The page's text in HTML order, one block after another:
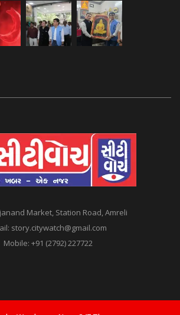
Market, Station Road, Amreli
story.citywatch@gmail.com
Mobile: +91 (2792) 227722